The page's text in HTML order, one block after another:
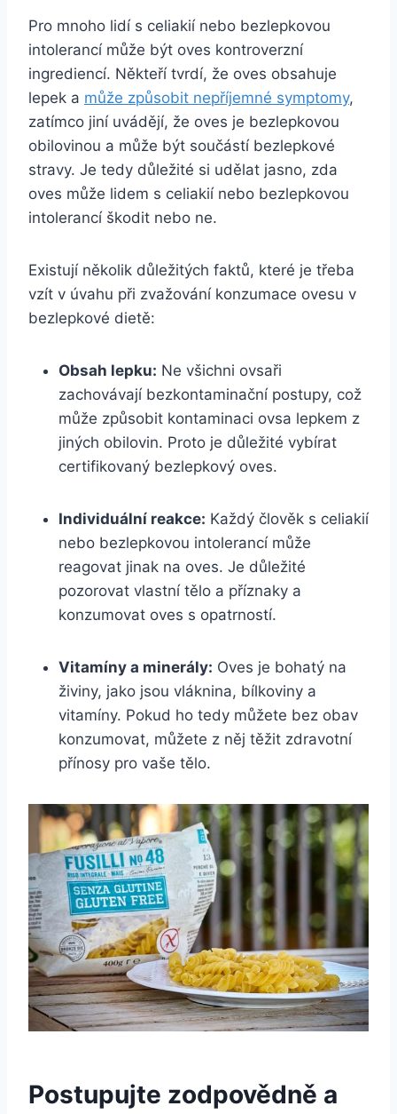
Pro mnoho lidí s celiakií nebo bezlepkovou
intolerancí může být oves kontroverzní
ingrediencí. Někteří tvrdí, že oves obsahuje
lepek a může způsobit nepříjemné symptomy,
zatímco jiní uvádějí, že oves je bezlepkovou
obilovinou a může být součástí bezlepkové
stravy. Je tedy důležité si udělat jasno, zda
oves může lidem s celiakií nebo bezlepkovou
intolerancí škodit nebo ne.
Existují několik důležitých faktů, které je třeba
vzít v úvahu při zvažování konzumace ovesu v
bezlepkové dietě:
Obsah lepku: Ne všichni ovsaři
zachovávají bezkontaminační postupy, což
může způsobit kontaminaci ovsa lepkem z
jiných obilovin. Proto je důležité vybírat
certifikovaný bezlepkový oves.
Individuální reakce: Každý člověk s celiakií
nebo bezlepkovou intolerancí může
reagovat jinak na oves. Je důležité
pozorovat vlastní tělo a příznaky a
konzumovat oves s opatrností.
Vitamíny a minerály: Oves je bohatý na
živiny, jako jsou vláknina, bílkoviny a
vitamíny. Pokud ho tedy můžete bez obav
konzumovat, můžete z něj těžit zdravotní
přínosy pro vaše tělo.
Postupujte zodpovědně a